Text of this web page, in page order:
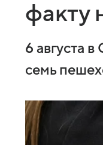
факту
6 августа
семь